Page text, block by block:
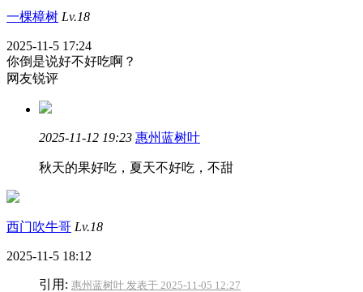
一棵樟树 Lv.18
2025-11-5 17:24
你倒是说好不好吃啊？
网友锐评
2025-11-12 19:23 惠州蓝树叶
秋天的果好吃，夏天不好吃，不甜
西门吹牛哥 Lv.18
2025-11-5 18:12
引用: 惠州蓝树叶 发表于 2025-11-05 12:27